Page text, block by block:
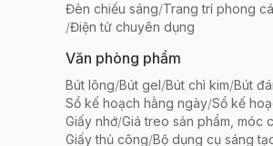
Đèn chiếu sáng/Trang trí phong
/Điện tử chuyên dụng
Văn phòng phẩm
Bút lông/Bút gel/Bút chì kim/Bút
Sổ kế hoạch hằng ngày/Sổ kế
Giấy nhớ/Giá treo sản phẩm, móc
Giấy thủ công/Bộ dụng cụ sáng